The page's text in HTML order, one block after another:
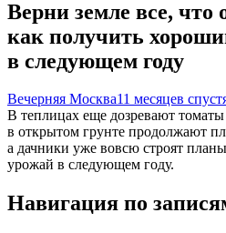
Верни земле все, что
как получить
в следующем году
Вечерняя Москва11 месяцев
В теплицах еще дозревают
в открытом грунте продолжают
а дачники уже вовсю строят
урожай в следующем году.
Навигация по